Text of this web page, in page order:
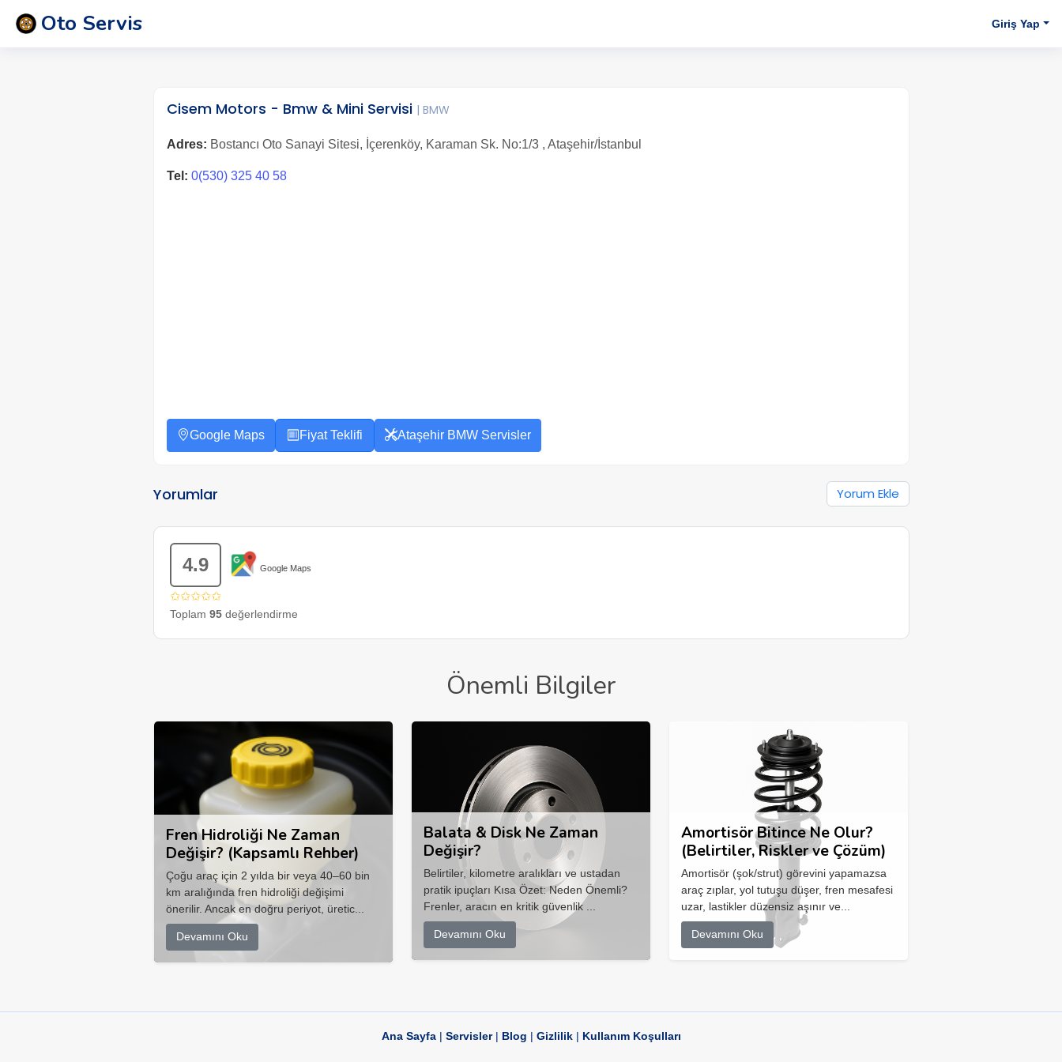
Oto Servis Giriş Yap
Cisem Motors - Bmw & Mini Servisi | BMW
Adres: Bostancı Oto Sanayi Sitesi, İçerenköy, Karaman Sk. No:1/3 , Ataşehir/İstanbul
Tel: 0(530) 325 40 58
Google Maps Fiyat Teklifi Ataşehir BMW Servisler
Yorumlar Yorum Ekle
4.9 Google Maps
✩✩✩✩✩
Toplam 95değerlendirme
Önemli Bilgiler
Fren Hidroliği Ne Zaman
Değişir? (Kapsamlı Rehber)
Çoğu araç için 2 yılda bir veya 40–60 bin
km aralığında fren hidroliği değişimi
önerilir. Ancak en doğru periyot, üretic...
Devamını Oku
Balata & Disk Ne Zaman
Değişir?
Belirtiler, kilometre aralıkları ve ustadan
pratik ipuçları Kısa Özet: Neden Önemli?
Frenler, aracın en kritik güvenlik ...
Devamını Oku
Amortisör Bitince Ne Olur?
(Belirtiler, Riskler ve Çözüm)
Amortisör (şok/strut) görevini yapamazsa
araç zıplar, yol tutuşu düşer, fren mesafesi
uzar, lastikler düzensiz aşınır ve...
Devamını Oku
Ana Sayfa| Servisler| Blog | Gizlilik| Kullanım Koşulları